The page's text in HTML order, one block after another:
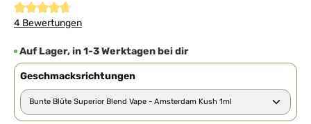
Durchschnittliche Bewertung von 4.7 von 5 Sternen
4 Bewertungen
Auf Lager, in 1-3 Werktagen bei dir
Geschmacksrichtungen